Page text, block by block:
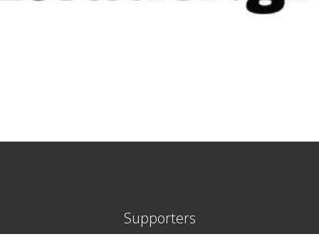
Supporters